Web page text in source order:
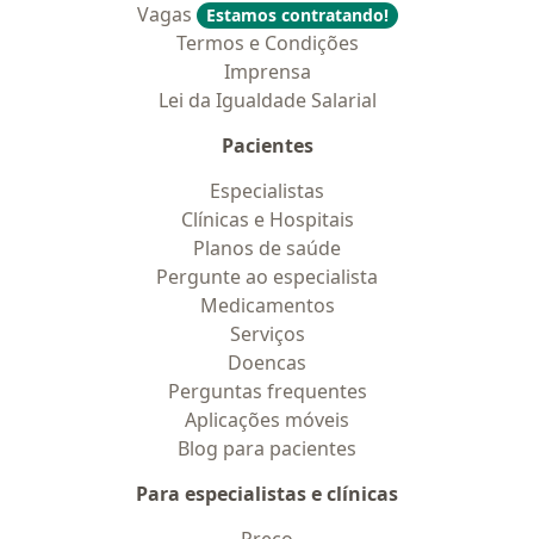
Vagas
Estamos contratando!
Termos e Condições
Imprensa
Lei da Igualdade Salarial
Pacientes
Especialistas
Clínicas e Hospitais
Planos de saúde
Pergunte ao especialista
Medicamentos
Serviços
Doencas
Perguntas frequentes
Aplicações móveis
Blog para pacientes
Para especialistas e clínicas